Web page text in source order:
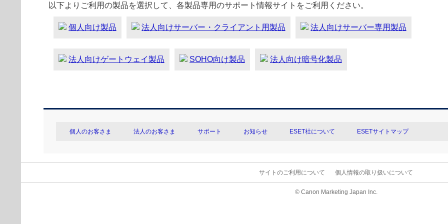
以下よりご利用の製品を選択して、各製品専用のサポート情報サイトをご利用ください。
個人向け製品 法人向けサーバー・クライアント用製品 法人向けサーバー専用製品
法人向けゲートウェイ製品 SOHO向け製品 法人向け暗号化製品
個人のお客さま 法人のお客さま サポート お知らせ ESET社について ESETサイトマップ
サイトのご利用について 個人情報の取り扱いについて
© Canon Marketing Japan Inc.